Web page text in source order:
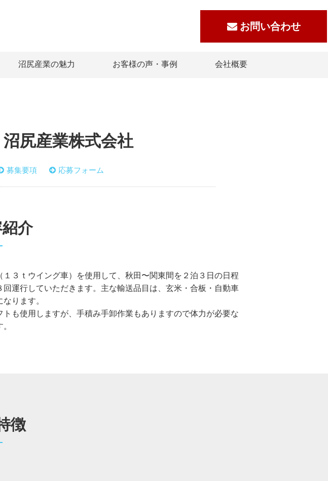
沼尻産業の魅力 お客様の声・事例 会社概要
お問い合わせ
尻産業株式会社
募集要項 応募フォーム
介
１３ｔウイング車）を使用して、秋田〜関東間を２泊３日の日程
回運行していただきます。主な輸送品目は、玄米・合板・自動車
ります。
も使用しますが、手積み手卸作業もありますので体力が必要な
徴